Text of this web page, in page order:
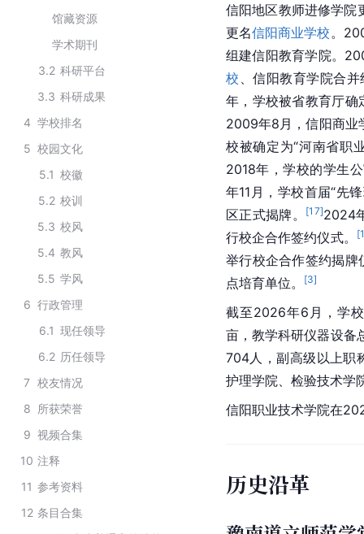
馆藏资源
学术期刊
3.2 科研平台
3.3 科研成果
4 学校排名
5 校园文化
5.1 校徽
5.2 校训
5.3 校风
5.4 教风
5.5 学风
6 行政管理
6.1 现任领导
6.2 历任领导
7 校友情况
8 所获荣誉
9 视频合集
10 注释
11 参考资料
12 条目合集
信阳地区教师进修学院
更名信阳商业学校 。
组建信阳教育学院。
校 、信阳教育学院合
年，学校被省教育厅确
2009年8月，信阳商业
校被确定为“河南省职
2018年，学校的学生
年11月，学校首届“先
区正式揭牌。
[17]2024
行校企合作签约仪式。
[
举行校企合作签约揭牌
点培育单位。
[3]
截至2026年6月，学
亩，教学科研仪器设备
704人，副高级以上职
护理学院、检验技术学
信阳职业技术学院在
历史沿革